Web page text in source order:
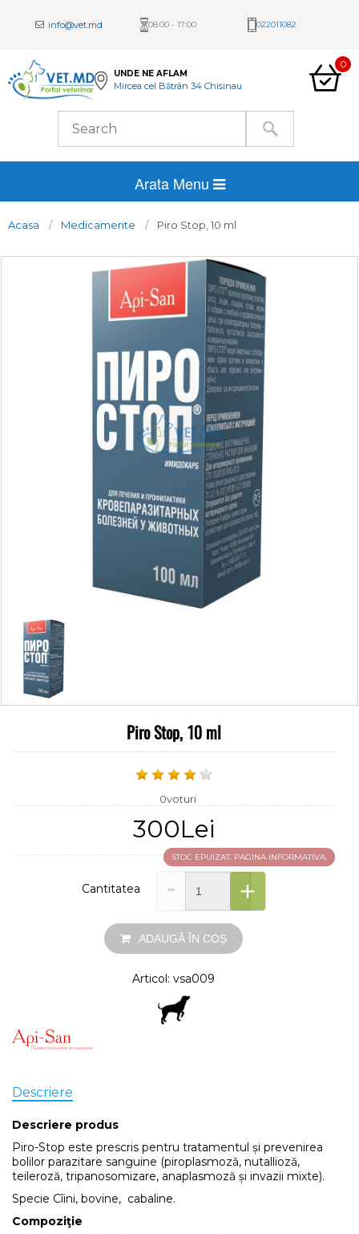
info@vet.md 08:00 - 17:00 022011082
UNDE NE AFLAM
Mircea cel Bătrân 34 Chisinau
0
Arata Menu
Acasa Medicamente Piro Stop, 10 ml
Piro Stop, 10 ml
0voturi
300Lei
STOC EPUIZAT. PAGINA INFORMATIVA.
Cantitatea - +
ADAUGĂ ÎN COȘ
Articol: vsa009
Descriere
Descriere produs
Piro-Stop este prescris pentru tratamentul și prevenirea
bolilor parazitare sanguine (piroplasmoză, nutallioză,
teileroză, tripanosomizare, anaplasmoză și invazii mixte).
Specie Cîini, bovine, cabaline.
Compoziţie